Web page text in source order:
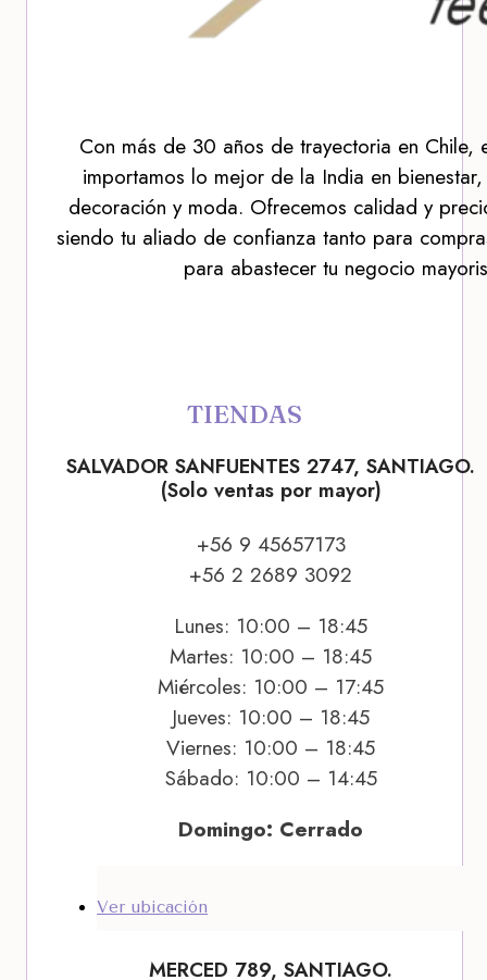
Con más de 30 años de trayectoria en Chile,
importamos lo mejor de la India en
decoración y moda. Ofrecemos calidad y
siendo tu aliado de confianza tanto para
para abastecer tu negocio
TIENDAS
SALVADOR SANFUENTES 2747, SANTIAGO.
(Solo ventas por mayor)
+56 9 45657173
+56 2 2689 3092
Lunes: 10:00 – 18:45
Martes: 10:00 – 18:45
Miércoles: 10:00 – 17:45
Jueves: 10:00 – 18:45
Viernes: 10:00 – 18:45
Sábado: 10:00 – 14:45
Domingo: Cerrado
Ver ubicación
MERCED 789, SANTIAGO.